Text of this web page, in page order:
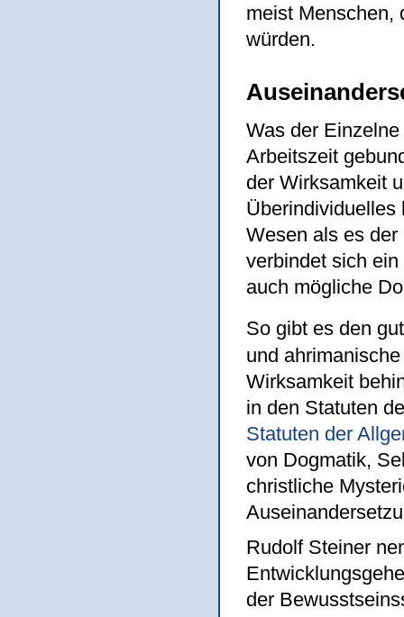
meist Menschen,
würden.
Was der
Arbeitszeit
der Wirksamkeit
Überindividuelles
Wesen als es
verbindet sich
auch mögliche
So gibt es den
und
Wirksamkeit
in den Statuten
Statuten der
von Dogmatik,
christliche
Rudolf Steiner
der